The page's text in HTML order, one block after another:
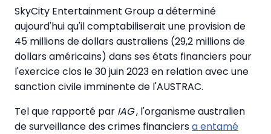
SkyCity Entertainment Group a déterminé
aujourd'hui qu'il comptabiliserait une provision de
45 millions de dollars australiens (29,2 millions de
dollars américains) dans ses états financiers pour
l'exercice clos le 30 juin 2023 en relation avec une
sanction civile imminente de l'AUSTRAC.
Tel que rapporté par IAG, l'organisme australien
de surveillance des crimes financiersa entamé